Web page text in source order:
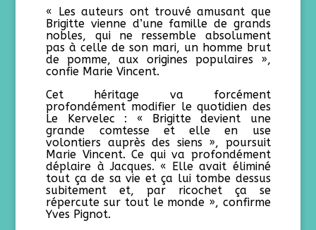
« Les auteurs ont trouvé amusant que
Brigitte vienne d’une famille de grands
nobles, qui ne ressemble absolument
pas à celle de son mari, un homme brut
de pomme, aux origines populaires »,
confie Marie Vincent.
Cet héritage va forcément
profondément modifier le quotidien des
Le Kervelec : « Brigitte devient une
grande comtesse et elle en use
volontiers auprès des siens », poursuit
Marie Vincent. Ce qui va profondément
déplaire à Jacques. « Elle avait éliminé
tout ça de sa vie et ça lui tombe dessus
subitement et, par ricochet ça se
répercute sur tout le monde », confirme
Yves Pignot.